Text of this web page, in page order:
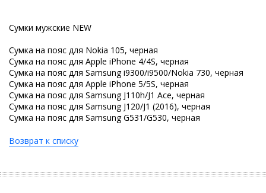
Сумки мужские NEW
Сумка на пояс для Nokia 105, черная
Сумка на пояс для Apple iPhone 4/4S, черная
Сумка на пояс для Samsung i9300/i9500/Nokia 730, черная
Сумка на пояс для Apple iPhone 5/5S, черная
Сумка на пояс для Samsung J110h/J1 Ace, черная
Сумка на пояс для Samsung J120/J1 (2016), черная
Сумка на пояс для Samsung G531/G530, черная
Возврат к списку